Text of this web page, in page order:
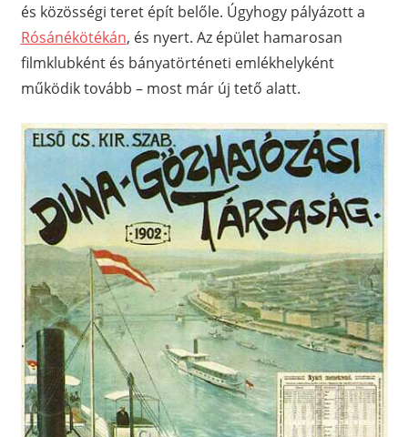
és közösségi teret épít belőle. Úgyhogy pályázott a
Rósánékötékán, és nyert. Az épület hamarosan
filmklubként és bányatörténeti emlékhelyként
működik tovább – most már új tető alatt.